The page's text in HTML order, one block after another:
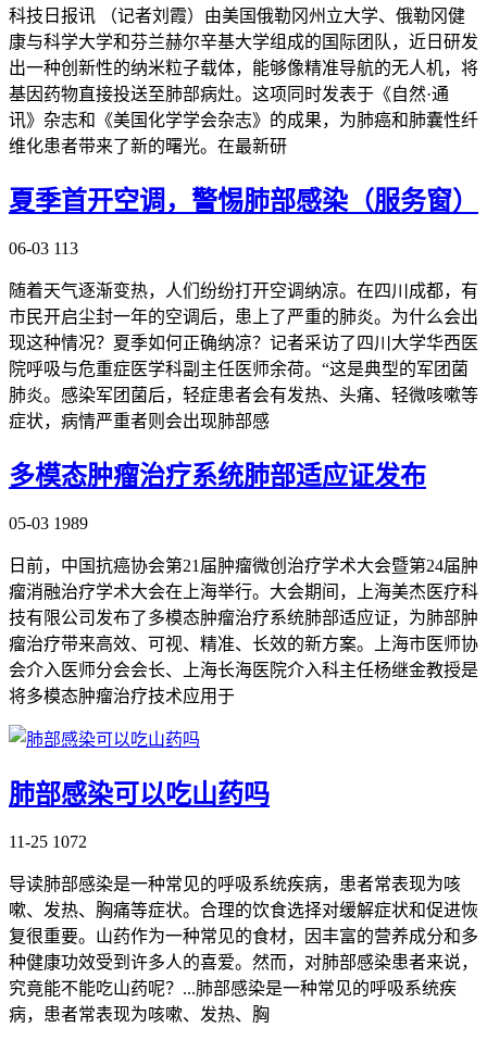
科技日报讯 （记者刘霞）由美国俄勒冈州立大学、俄勒冈健
康与科学大学和芬兰赫尔辛基大学组成的国际团队，近日研发
出一种创新性的纳米粒子载体，能够像精准导航的无人机，将
基因药物直接投送至肺部病灶。这项同时发表于《自然·通
讯》杂志和《美国化学学会杂志》的成果，为肺癌和肺囊性纤
维化患者带来了新的曙光。在最新研
夏季首开空调，警惕肺部感染（服务窗）
06-03 113
随着天气逐渐变热，人们纷纷打开空调纳凉。在四川成都，有
市民开启尘封一年的空调后，患上了严重的肺炎。为什么会出
现这种情况？夏季如何正确纳凉？记者采访了四川大学华西医
院呼吸与危重症医学科副主任医师余荷。“这是典型的军团菌
肺炎。感染军团菌后，轻症患者会有发热、头痛、轻微咳嗽等
症状，病情严重者则会出现肺部感
多模态肿瘤治疗系统肺部适应证发布
05-03 1989
日前，中国抗癌协会第21届肿瘤微创治疗学术大会暨第24届肿
瘤消融治疗学术大会在上海举行。大会期间，上海美杰医疗科
技有限公司发布了多模态肿瘤治疗系统肺部适应证，为肺部肿
瘤治疗带来高效、可视、精准、长效的新方案。上海市医师协
会介入医师分会会长、上海长海医院介入科主任杨继金教授是
将多模态肿瘤治疗技术应用于
肺部感染可以吃山药吗
11-25 1072
导读肺部感染是一种常见的呼吸系统疾病，患者常表现为咳
嗽、发热、胸痛等症状。合理的饮食选择对缓解症状和促进恢
复很重要。山药作为一种常见的食材，因丰富的营养成分和多
种健康功效受到许多人的喜爱。然而，对肺部感染患者来说，
究竟能不能吃山药呢？...肺部感染是一种常见的呼吸系统疾
病，患者常表现为咳嗽、发热、胸